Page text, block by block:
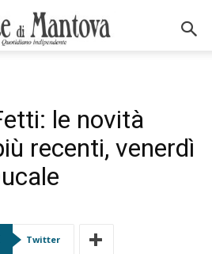
le novità
recenti, venerdì
Twitter